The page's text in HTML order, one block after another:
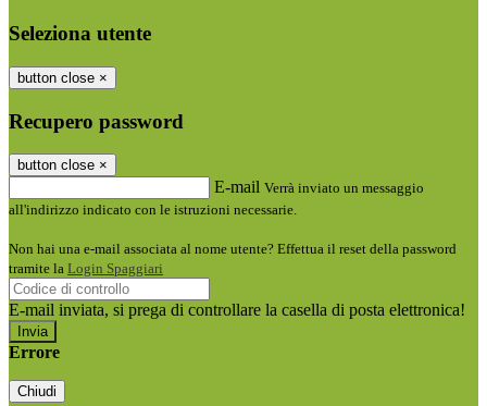
Seleziona utente
button close ×
Recupero password
button close ×
E-mail Verrà inviato un messaggio
all'indirizzo indicato con le istruzioni necessarie.
Non hai una e-mail associata al nome utente? Effettua il reset della password
tramite la Login Spaggiari
E-mail inviata, si prega di controllare la casella di posta elettronica!
Errore
Chiudi